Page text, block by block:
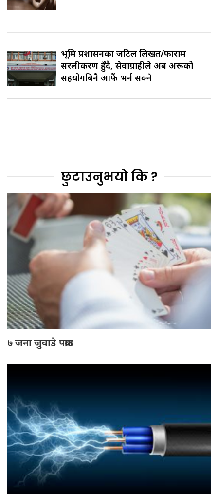
भूमि प्रशासनका जटिल लिखत/फाराम
सरलीकरण हुँदै, सेवाग्राहीले अब अरूको
सहयोगबिनै आफैं भर्न सक्ने
छुटाउनुभयो कि ?
७ जना जुवाडे पक्राउ